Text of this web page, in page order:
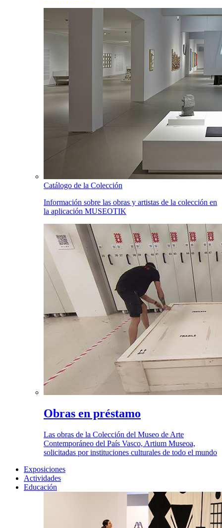
Catálogo de la Colección
Información sobre las obras y artistas de la colección en
la aplicación MUSEOTIK
Obras en préstamo
Las obras de la Colección del Museo de Arte
Contemporáneo del País Vasco, Artium Museoa,
solicitadas por instituciones culturales de todo el mundo
Exposiciones
Actividades
Educación